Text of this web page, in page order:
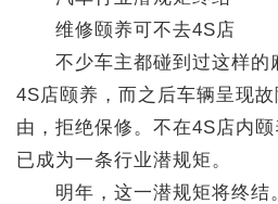
维修颐养可不去4S店
不少车主都碰到过这样的
4S店颐养，而之后车辆呈现
由，拒绝保修。不在4S店内
已成为一条行业潜规矩。
明年，这一潜规矩将终结